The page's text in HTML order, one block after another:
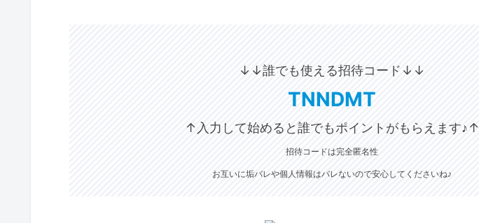
↓↓誰でも使える招待コード↓ ↓
TNNDMT
↑入力して始めると誰でもポイントがもらえます♪↑
招待コードは完全匿名性
お互いに垢バレや個人情報はバレないので安心してくださいね♪